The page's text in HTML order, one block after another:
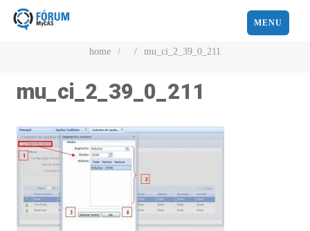
MENU
home / / mu_ci_2_39_0_211
mu_ci_2_39_0_211